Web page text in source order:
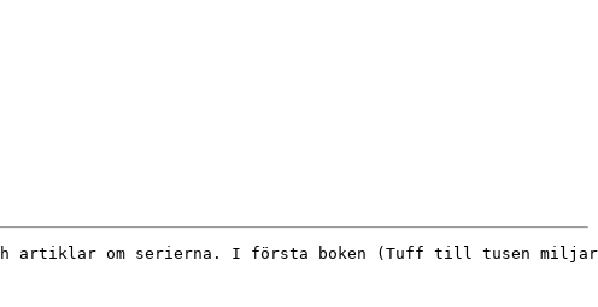
artiklar om serierna. I första boken (Tuff till tusen